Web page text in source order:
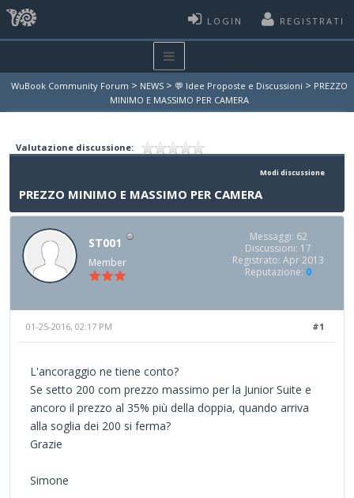
LOGIN REGISTRATI
WuBook Community Forum > NEWS > 💬 Idee Proposte e Discussioni > PREZZO
MINIMO E MASSIMO PER CAMERA
Valutazione discussione:
Modi discussione
PREZZO MINIMO E MASSIMO PER CAMERA
ST001
Member
Messaggi: 62
Discussioni: 17
Registrato: Apr 2013
Reputazione: 0
#1
01-25-2016, 02:17 PM
L'ancoraggio ne tiene conto?
Se setto 200 com prezzo massimo per la Junior Suite e
ancoro il prezzo al 35% più della doppia, quando arriva
alla soglia dei 200 si ferma?
Grazie
Simone